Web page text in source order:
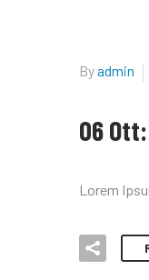
Byadmin
06 Ott:
Lorem